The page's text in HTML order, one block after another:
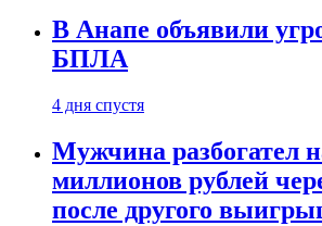
В Анапе объявили
БПЛА
4 дня спустя
Мужчина разбогател
миллионов рублей
после другого